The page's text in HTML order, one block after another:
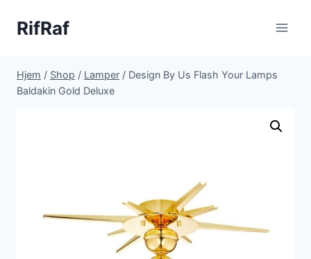
RifRaf
Hjem / Shop / Lamper / Design By Us Flash Your Lamps
Baldakin Gold Deluxe